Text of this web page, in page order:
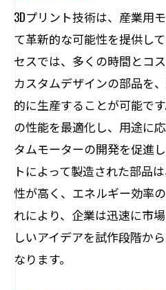
3Dプリント技術は、産業用
て革新的な可能性を提供し
セスでは、多くの時間とコ
カスタムデザインの部品を
的に生産することが可能で
の性能を最適化し、用途に
タムモーターの開発を促進
トによって製造された部品
性が高く、エネルギー効率
れにより、企業は迅速に市
しいアイデアを試作段階か
なります。